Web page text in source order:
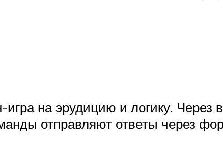
на эрудицию и логику.
отправляют ответы через